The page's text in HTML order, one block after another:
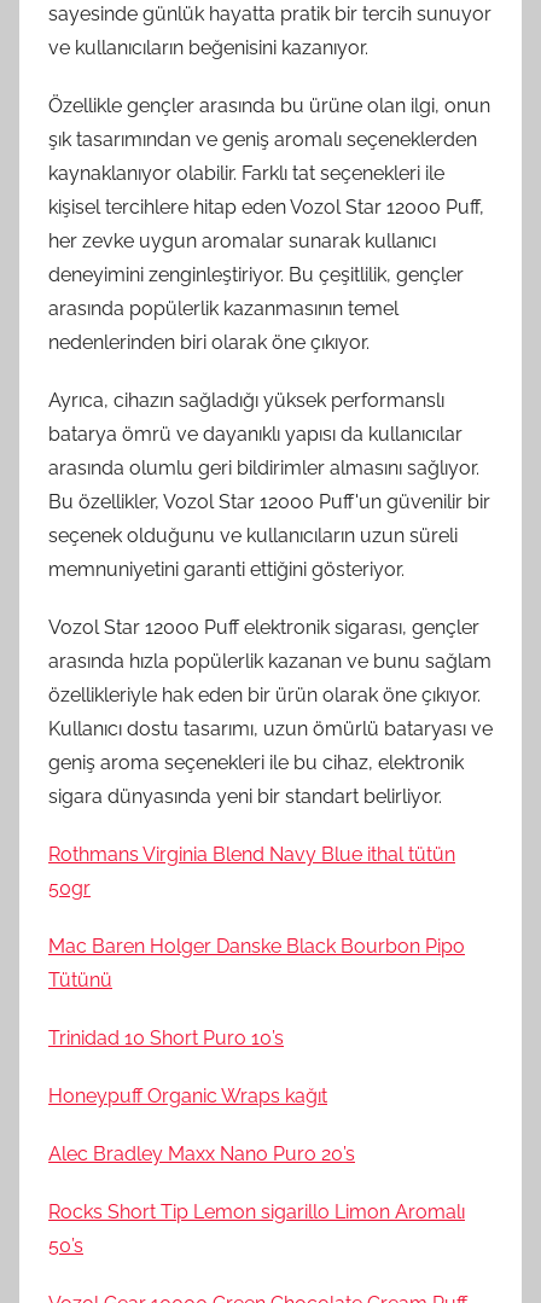
sayesinde günlük hayatta pratik bir tercih sunuyor
ve kullanıcıların beğenisini kazanıyor.
Özellikle gençler arasında bu ürüne olan ilgi, onun
şık tasarımından ve geniş aromalı seçeneklerden
kaynaklanıyor olabilir. Farklı tat seçenekleri ile
kişisel tercihlere hitap eden Vozol Star 12000 Puff,
her zevke uygun aromalar sunarak kullanıcı
deneyimini zenginleştiriyor. Bu çeşitlilik, gençler
arasında popülerlik kazanmasının temel
nedenlerinden biri olarak öne çıkıyor.
Ayrıca, cihazın sağladığı yüksek performanslı
batarya ömrü ve dayanıklı yapısı da kullanıcılar
arasında olumlu geri bildirimler almasını sağlıyor.
Bu özellikler, Vozol Star 12000 Puff'un güvenilir bir
seçenek olduğunu ve kullanıcıların uzun süreli
memnuniyetini garanti ettiğini gösteriyor.
Vozol Star 12000 Puff elektronik sigarası, gençler
arasında hızla popülerlik kazanan ve bunu sağlam
özellikleriyle hak eden bir ürün olarak öne çıkıyor.
Kullanıcı dostu tasarımı, uzun ömürlü bataryası ve
geniş aroma seçenekleri ile bu cihaz, elektronik
sigara dünyasında yeni bir standart belirliyor.
Rothmans Virginia Blend Navy Blue ithal tütün
50gr
Mac Baren Holger Danske Black Bourbon Pipo
Tütünü
Trinidad 10 Short Puro 10’s
Honeypuff Organic Wraps kağıt
Alec Bradley Maxx Nano Puro 20’s
Rocks Short Tip Lemon sigarillo Limon Aromalı
50’s